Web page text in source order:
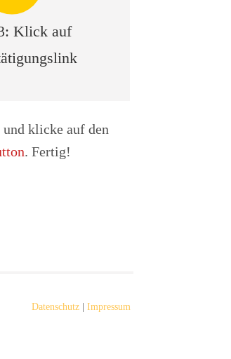
Klick auf
klicke auf den
. Fertig!
Datenschutz Impressum